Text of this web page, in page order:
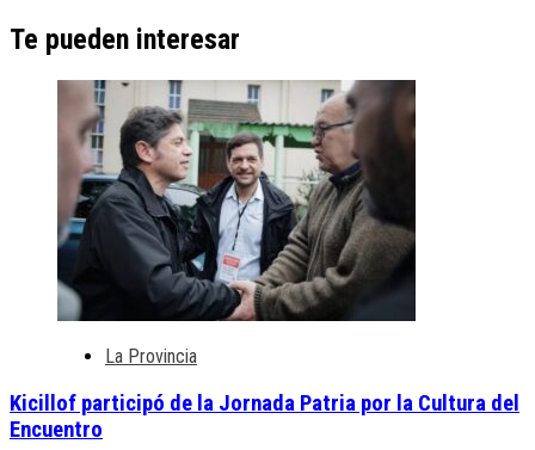
Te pueden interesar
La Provincia
Kicillof participó de la Jornada Patria por la Cultura del
Encuentro